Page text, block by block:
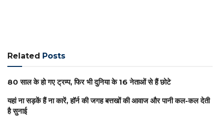
Related Posts
80 साल के हो गए ट्रम्प, फिर भी दुनिया के 16 नेताओं से हैं छोटे
यहां ना सड़कें हैं ना कारें, हॉर्न की जगह बत्तखों की आवाज और पानी कल-कल देती
है सुनाई